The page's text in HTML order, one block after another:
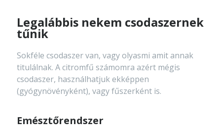
Legalábbis nekem csodaszernek
tűnik
Sokféle csodaszer van, vagy olyasmi amit annak
titulálnak. A citromfű számomra azért mégis
csodaszer, használhatjuk ekképpen
(gyógynövényként), vagy fűszerként is.
Emésztőrendszer